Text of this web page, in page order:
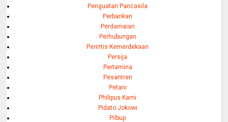
Penguatan Pancasila
Perbankan
Perdamaian
Perhubungan
Perintis Kemerdekaan
Persija
Pertamina
Pesantren
Petani
Philipus Kami
Pidato Jokowi
Pilbup